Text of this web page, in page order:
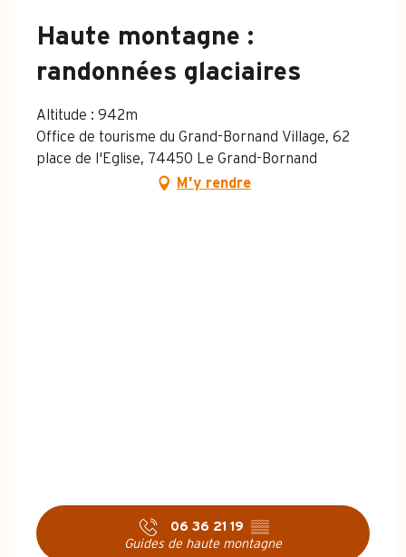
Haute montagne :
randonnées glaciaires
Altitude : 942m
Office de tourisme du Grand-Bornand Village, 62
place de l'Eglise, 74450 Le Grand-Bornand
M'y rendre
06 36 21 19 ▒▒
Guides de haute montagne